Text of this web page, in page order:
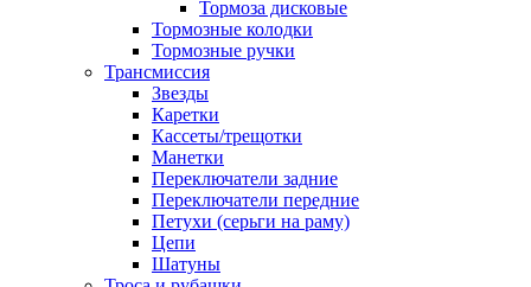
Тормоза дисковые
Тормозные колодки
Тормозные ручки
Трансмиссия
Звезды
Каретки
Кассеты/трещотки
Манетки
Переключатели задние
Переключатели передние
Петухи (серьги на раму)
Цепи
Шатуны